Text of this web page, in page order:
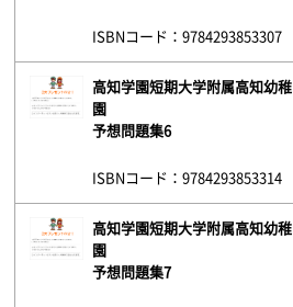
ISBNコード：9784293853307
高知学園短期大学附属高知幼稚
園
予想問題集6
ISBNコード：9784293853314
高知学園短期大学附属高知幼稚
園
予想問題集7